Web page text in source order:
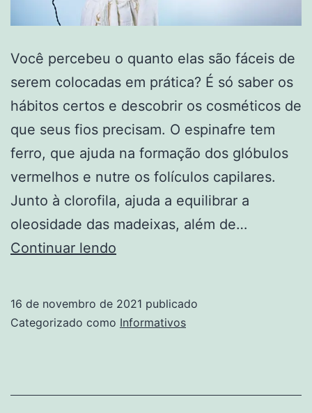
Você percebeu o quanto elas são fáceis de
serem colocadas em prática? É só saber os
hábitos certos e descobrir os cosméticos de
que seus fios precisam. O espinafre tem
ferro, que ajuda na formação dos glóbulos
vermelhos e nutre os folículos capilares.
Junto à clorofila, ajuda a equilibrar a
oleosidade das madeixas, além de…
Continuar lendo
Cabelo
16 de novembro de 2021 publicado
Categorizado como Informativos